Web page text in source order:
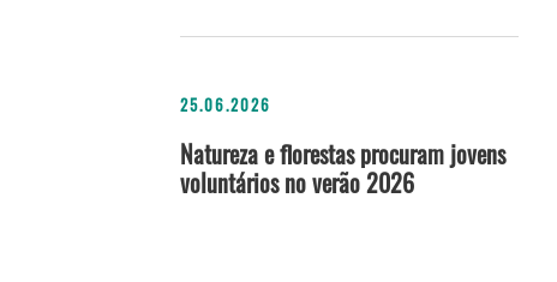
25.06.2026
Natureza e florestas procuram jovens
voluntários no verão 2026